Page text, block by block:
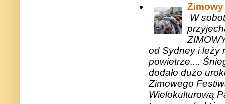
W
od Sydney i leży
powietrze....
dodało dużo
Zimowego
Wielokulturową